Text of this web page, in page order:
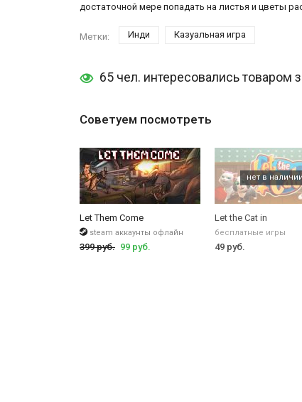
достаточной мере попадать на листья и цветы
Метки: Инди Казуальная игра
65 чел. интересовались товаром
Советуем посмотреть
Let Them Come
steam аккаунты офлайн
399 руб. 99 руб.
Let the Cat in
бесплатные игры
49 руб.